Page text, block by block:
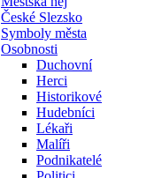
České Slezsko
Symboly města
Osobnosti
Duchovní
Herci
Historikové
Hudebníci
Lékaři
Malíři
Podnikatelé